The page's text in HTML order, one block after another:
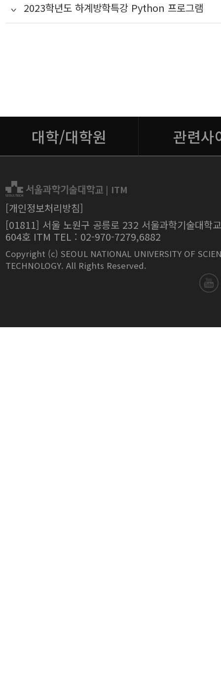
2023학년도 하계방학특강 Python 프로그램
| ITM
[개인정보처리방침]
[01811] 서울 노원구 공릉로 232 서울과학기술대학
604호 ITM TEL : 02-970-7279,6882
Copyright (c) SEOUL NATIONAL UNIVERSITY OF
TECHNOLOGY. All Rights Reserved.
대학/대학원 관련사